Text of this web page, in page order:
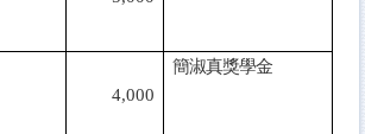
4,000
簡淑真獎學金